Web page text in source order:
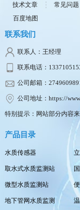
技术文章
常见问题
百度地图
联系我们
联系人：王经理
联系电话：
公司邮箱：
公司地址：https://
特别提示：网站部分内容
产品目录
水质传感器
取水式水质监测站
微型水质监测站
地下管网水质监测